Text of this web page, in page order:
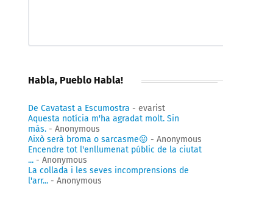
Habla, Pueblo Habla!
De Cavatast a Escumostra - evarist
Aquesta notícia m'ha agradat molt. Sin
más. - Anonymous
Això serà broma o sarcasme😛 - Anonymous
Encendre tot l'enllumenat públic de la ciutat
... - Anonymous
La collada i les seves incomprensions de
l'arr... - Anonymous